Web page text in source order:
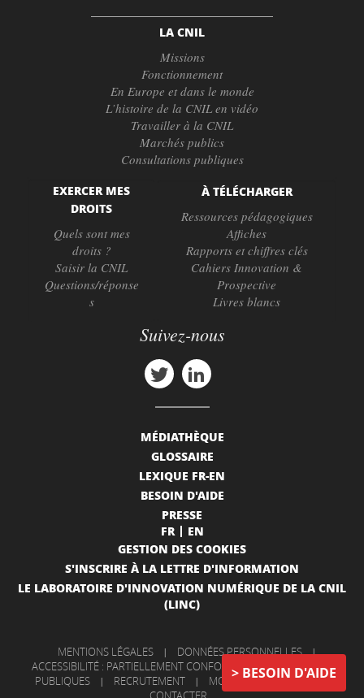
BESOIN D'AIDE
LA CNIL
Missions
Fonctionnement
En Europe et dans le monde
L’histoire de la CNIL en vidéo
Travailler à la CNIL
Marchés publics
Consultations publiques
EXERCER MES
DROITS
Quels sont mes
droits ?
Saisir la CNIL
Questions/réponse
s
À TÉLÉCHARGER
Ressources pédagogiques
Affiches
Rapports et chiffres clés
Cahiers Innovation &
Prospective
Livres blancs
Suivez-nous
MÉDIATHÈQUE
GLOSSAIRE
LEXIQUE FR-EN
BESOIN D'AIDE
PRESSE
FR
EN
GESTION DES COOKIES
S'INSCRIRE À LA LETTRE D'INFORMATION
LE LABORATOIRE D'INNOVATION NUMÉRIQUE DE LA CNIL
(LINC)
MENTIONS LÉGALES | DONNÉES PERSONNELLES |
ACCESSIBILITÉ : PARTIELLEMENT CONFORME
|
INFORMATIONS
PUBLIQUES
| RECRUTEMENT | MON COMPTE |
NOUS